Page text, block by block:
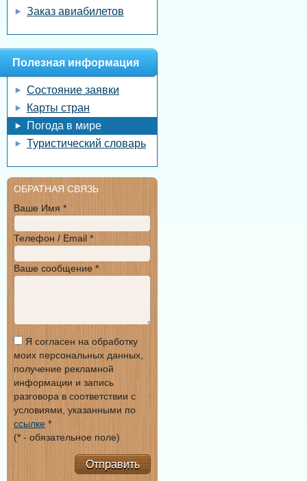
Заказ авиабилетов
Полезная информация
Состояние заявки
Карты стран
Погода в мире
Туристический словарь
ОБРАТНАЯ СВЯЗЬ
Ваше Имя *
Телефон / Email *
Ваше сообщение *
Я согласен на обработку
моих персональных данных,
получение рекламной
информации и запись
разговора в соответствии с
условиями, указанными по
ссылке *
(* - обязательное поле)
Отправить